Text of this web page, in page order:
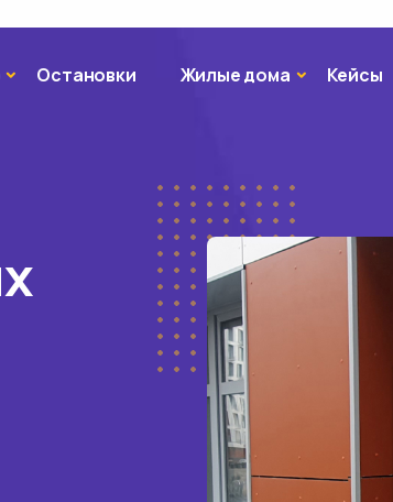
МетроОстановки Жилые домаЖилые дома
Кейсы